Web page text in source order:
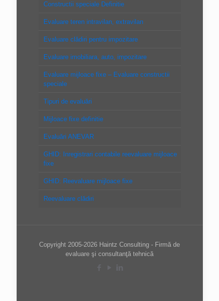
Constructii speciale Definitie
Evaluare teren intravilan, extravilan
Evaluare clădiri pentru impozitare
Evaluare imobiliara, auto, impozitare
Evaluare mijloace fixe – Evaluare constructii
speciale
Tipuri de evaluări
Mijloace fixe definitie
Evaluări ANEVAR
GHID: Inregistrari contabile reevaluare mijloace
fixe
GHID: Reevaluare mijloace fixe
Reevaluare clădiri
Copyright 2005-2026 Haintz Consulting - Firmă de
evaluare şi consultanţă tehnică